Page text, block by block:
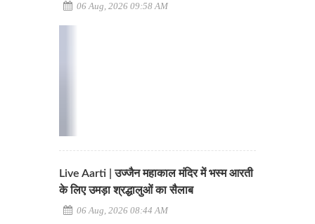
06 Aug, 2026 09:58 AM
Live Aarti | उज्जैन महाकाल मंदिर में भस्म आरती
के लिए उमड़ा श्रद्धालुओं का सैलाब
06 Aug, 2026 08:44 AM